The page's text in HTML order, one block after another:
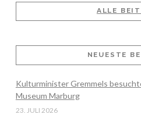
VIEW
ALLE
NEUESTE
Kulturminister Gremmels
Museum Marburg
23. JULI 2026